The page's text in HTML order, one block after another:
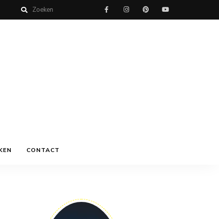
CONTACT